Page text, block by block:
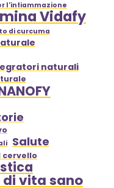
l'infiammazione
Vidafy
di curcuma
naturali
Salute
cervello
di vita sano